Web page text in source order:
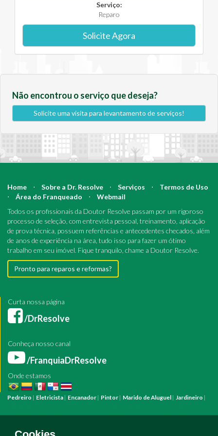
Serviço:
Reparo
Solicite Agora
Não encontrou o serviço que deseja?
Solicite uma visita para levantamento de serviços!
Home ⋅ Sobre a Dr. Resolve ⋅ Serviços ⋅
Termos de Uso
⋅
Área do Franqueado ⋅
Webmail
Todos os profissionais da Doutor Resolve passam por um rigoroso
processo de seleção, com entrevista pessoal, treinamento, aplicação
de prova técnica, possuem referências e antecedentes checados, além
de anos de experiência na área, tudo isso para fazer um ótimo
trabalho em seu imóvel. Fique tranquilo, chame a Doutor Resolve.
Pronto para reparos e reformas?
Curta nossa página
/DrResolve
Conheça nosso canal
/FranquiaDrResolve
Onde estamos
Pedreiro | Eletricista | Encanador | Pintor | Marido de Aluguel | Jardineiro |
Bombeiro HidráulicoManutenção PredialManutenção Residencial